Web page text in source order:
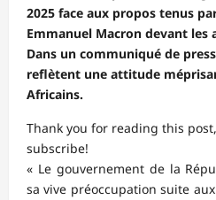
2025 face aux propos tenus
Emmanuel Macron devant les
Dans un communiqué de
reflètent une attitude
Africains.
Thank you for reading this
subscribe!
« Le gouvernement de la
sa vive préoccupation suite